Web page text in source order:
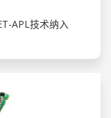
APL技术纳入